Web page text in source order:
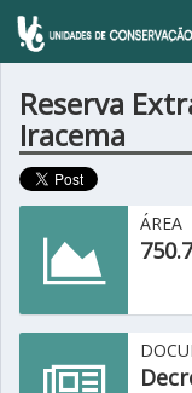
Reserva
Iracema
ÁREA